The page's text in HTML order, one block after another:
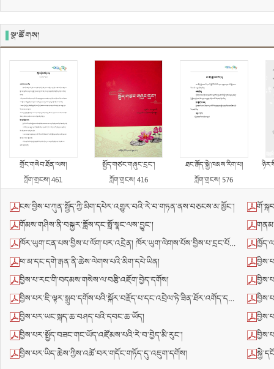
སྣ་ཚོགས།
གྲོང་གསེབ་ཐོན་ལས།
ཀློག་གྲངས། 461
སྤྱོད་གཙང་གཞུང་དྲང་།
ཀློག་གྲངས། 416
ཐང་རྒོད་སྐྱེ་ཁམས་རིག་པ།
ཀློག་གྲངས། 576
ངས་བྱིས་པ་ཀུན་སྤྱོད་ཀྱི་མིག་དཔེར་འགྱུར་བའི་རེ་བ་གཏན་ནས་བཅངས་མ་མྱོང་།
གོམས་གཤིས་ནི་བསྐྱར་ཟློས་དང་སྤྲོ་སྣང་ལས་བྱུང་།
ཁོར་ཡུག་ངན་པས་བྱིས་པ་ལོག་པར་འདྲེན། ཁོར་ཡུག་ལེགས་པོས་བྱིས་པ་དྲང་པོར་སྲོང་།
ཕ་མ་དང་དགེ་རྒན་ནི་ཆེས་ལེགས་པའི་མིག་དཔེ་ཡིན།
བྱིས་པ་རང་གི་བདམས་གསེས་ལ་བརྩི་འཇོག་བྱེད་དགོས།
བྱིས་པར་ཇི་ལྟར་སྒྲུབ་དགོས་པའི་སྐོར་བརྗོད་པ་དང་འབྲེལ་ཏེ་ཟིན་ཐོར་འགོད་དགོས།
བྱིས་པར་ཡང་སྐད་ཆ་བཤད་པའི་དབང་ཆ་ཡོད།
བྱིས་པར་སྤྱོད་བཟང་གང་ཡོད་འཛོམས་པའི་རེ་བ་བྱེད་མི་རུང་།
བྱིས་པར་ཡིད་ཆེས་ཀྱིས་འཚོ་བར་གདོང་གཏོད་དུ་འཇུག་དགོས།